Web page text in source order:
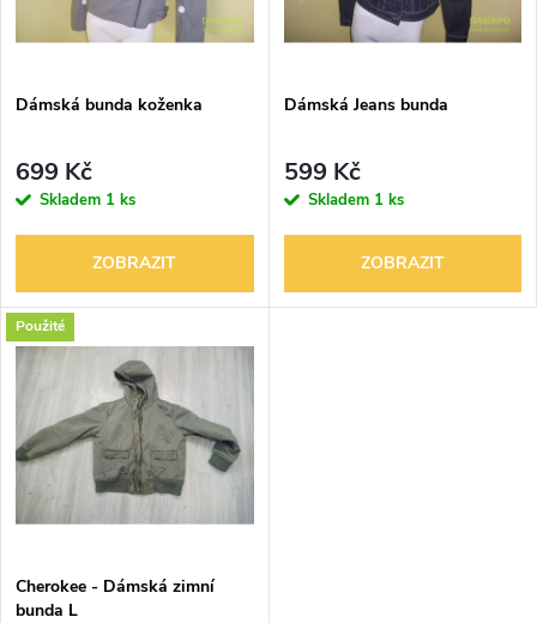
í
p
r
o
d
u
k
t
ů
i
s
p
r
d
u
k
t
ů
Dámská bunda koženka
699 Kč
Skladem 1 ks
ZOBRAZIT
Dámská Jeans bunda
599 Kč
Skladem 1 ks
ZOBRAZIT
Použité
Cherokee - Dámská zimní
bunda L